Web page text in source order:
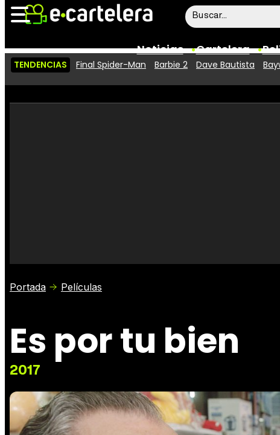
Noticias Cartelera
Vídeos
Taquilla
TENDENCIAS Final Spider-Man Barbie 2 Dave Bautista
Portada Películas
Es por tu bien
2017